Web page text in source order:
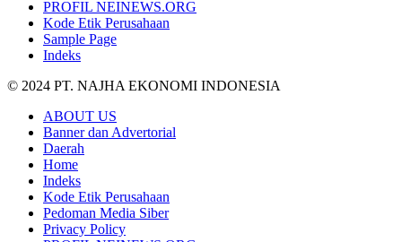
PROFIL NEINEWS.ORG
Kode Etik Perusahaan
Sample Page
Indeks
© 2024 PT. NAJHA EKONOMI INDONESIA
ABOUT US
Banner dan Advertorial
Daerah
Home
Indeks
Kode Etik Perusahaan
Pedoman Media Siber
Privacy Policy